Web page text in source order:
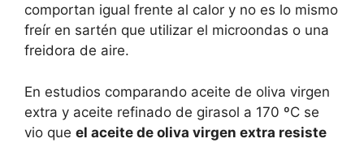
comportan igual frente al calor y no es lo mismo
freír en sartén que utilizar el microondas o una
freidora de aire.
En estudios comparando aceite de oliva virgen
extra y aceite refinado de girasol a 170 ºC se
vio que el aceite de oliva virgen extra resiste